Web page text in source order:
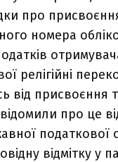
про
номера
релігійні
від присвоєння
про це
податкової
відмітку у